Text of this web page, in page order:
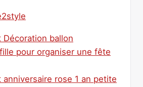
Décoration ballon
pour organiser une fête
anniversaire rose 1 an petite